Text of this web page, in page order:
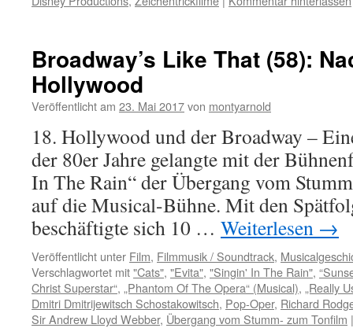
Broadway’s Like That (58):
Hollywood
Veröffentlicht am 23. Mai 2017von montyarnold
18. Hollywood und der Broadway –
der 80er Jahre gelangte mit der
In The Rain“ der Übergang vom
auf die Musical-Bühne. Mit den
beschäftigte sich 10 … Weiterlesen →
Veröffentlicht unter Film, Filmmusik / Soundtrack,
Verschlagwortet mit"Cats", "Evita", "Singin' In The Rain",
Christ Superstar“, „Phantom Of The Opera“ (Musical), „Really
Dmitri Dmitrijewitsch Schostakowitsch, Pop-Oper, Richard
Sir Andrew Lloyd Webber, Übergang vom Stumm- zum Tonfilm |